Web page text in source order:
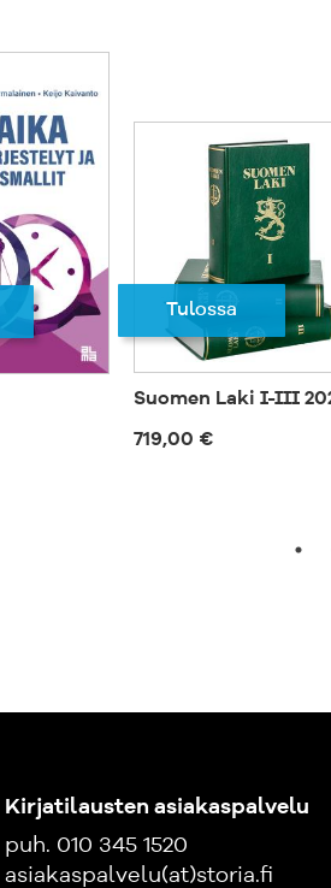
Tulossa
Suomen Laki I-III
719,00 €
Kirjatilausten asiakaspalvelu
puh. 010 345 1520
asiakaspalvelu(at)storia.fi